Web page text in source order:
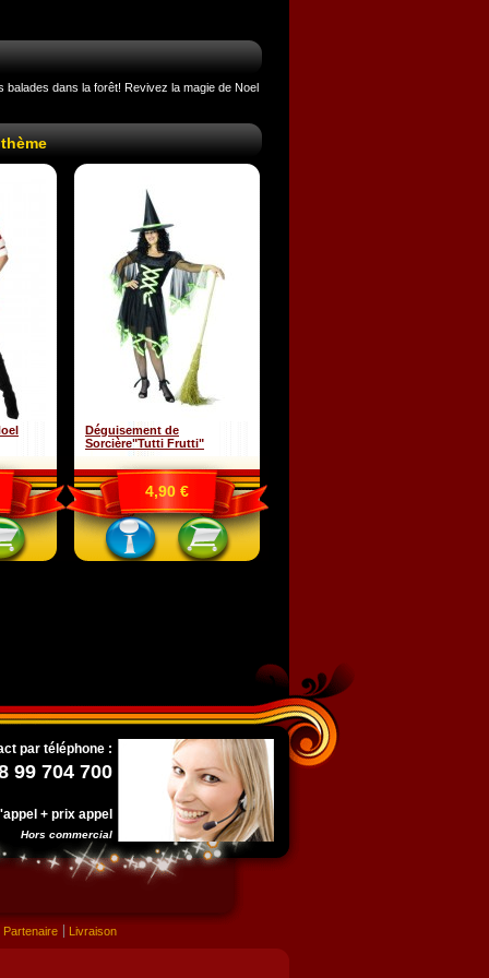
dans la forêt! Revivez la magie de Noel
Déguisement de
Sorcière"Tutti Frutti"
4,90 €
par téléphone :
99 704 700
+ prix appel
Hors commercial
Partenaire Livraison